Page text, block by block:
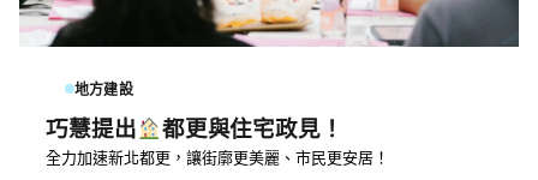
地方建設
巧慧提出 都更與住宅政見！
全力加速新北都更，讓街廓更美麗、市民更安居！